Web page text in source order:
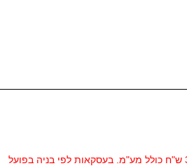
האמור לא יחול על חוכרים שביצעו עסקאות לפי בניה בפועל ו/או בישובי עולים אשר גובה ההטבה אינו עולה על 300,000 ש"ח כולל מע"מ. בעסקאות לפי בניה בפועל